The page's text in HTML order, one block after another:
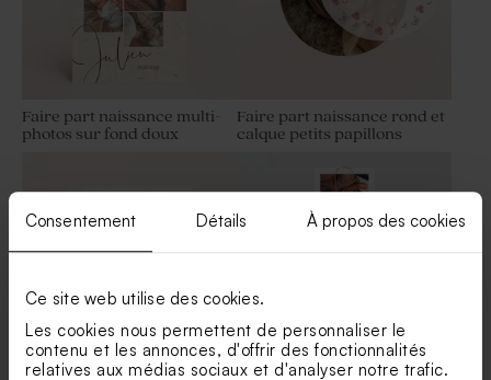
Consentement Détails À propos des cookies
Ce site web utilise des cookies.
Les cookies nous permettent de personnaliser le
contenu et les annonces, d'offrir des fonctionnalités
relatives aux médias sociaux et d'analyser notre trafic.
Faire part naissance multi-
photos sur fond doux
Faire part naissance rond et
calque petits papillons